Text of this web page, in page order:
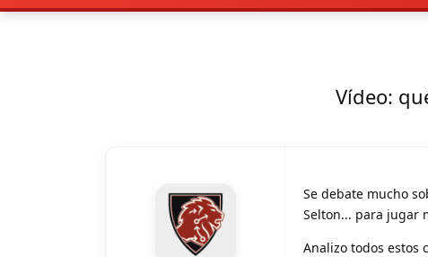
Vídeo:
Se debate mucho
Selton... para jugar
Analizo todos estos